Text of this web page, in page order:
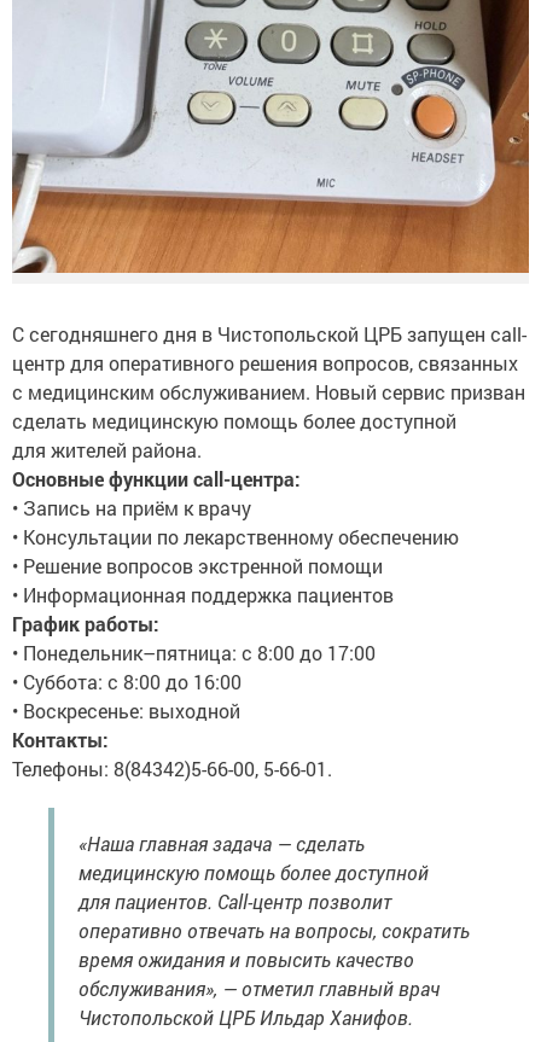
С сегодняшнего дня в Чистопольской ЦРБ запущен call-
центр для оперативного решения вопросов, связанных
с медицинским обслуживанием. Новый сервис призван
сделать медицинскую помощь более доступной
для жителей района.
Основные функции call-центра:
• Запись на приём к врачу
• Консультации по лекарственному обеспечению
• Решение вопросов экстренной помощи
• Информационная поддержка пациентов
График работы:
• Понедельник–пятница: с 8:00 до 17:00
• Суббота: с 8:00 до 16:00
• Воскресенье: выходной
Контакты:
Телефоны: 8(84342)5-66-00, 5-66-01.
«Наша главная задача — сделать
медицинскую помощь более доступной
для пациентов. Call-центр позволит
оперативно отвечать на вопросы, сократить
время ожидания и повысить качество
обслуживания», — отметил главный врач
Чистопольской ЦРБ Ильдар Ханифов.